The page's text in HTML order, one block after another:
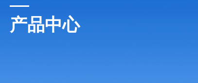
产品中心